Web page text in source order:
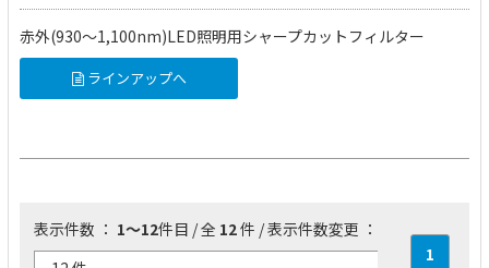
赤外(930～1,100nm)LED照明用シャープカットフィルター
ラインアップへ
表示件数 ： 1～12件目 / 全 12件 / 表示件数変更 ：
1